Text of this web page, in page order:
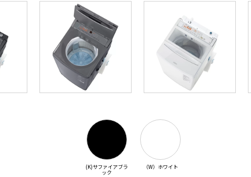
(K)サファイアブラ
ック
（W）ホワイト